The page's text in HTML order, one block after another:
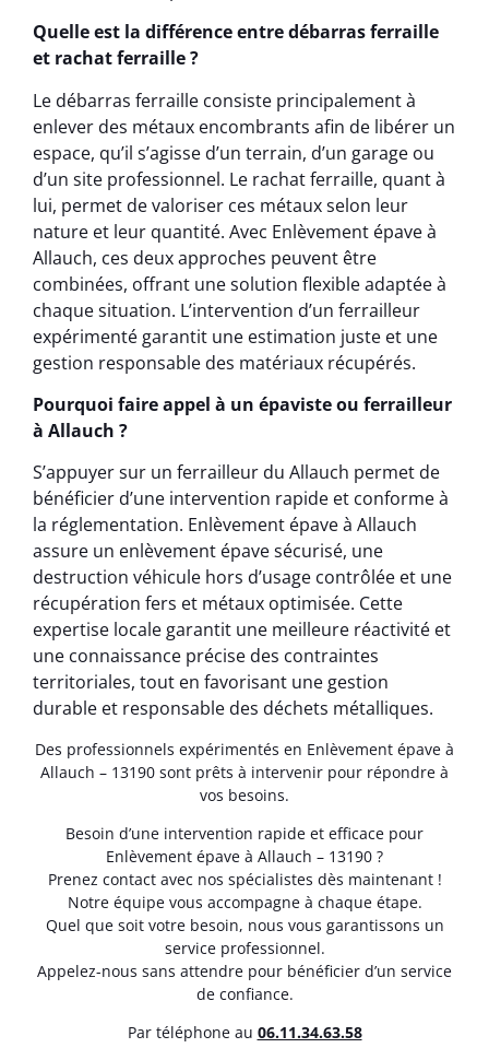
Quelle est la différence entre débarras ferraille
et rachat ferraille ?
Le débarras ferraille consiste principalement à
enlever des métaux encombrants afin de libérer un
espace, qu’il s’agisse d’un terrain, d’un garage ou
d’un site professionnel. Le rachat ferraille, quant à
lui, permet de valoriser ces métaux selon leur
nature et leur quantité. Avec Enlèvement épave à
Allauch, ces deux approches peuvent être
combinées, offrant une solution flexible adaptée à
chaque situation. L’intervention d’un ferrailleur
expérimenté garantit une estimation juste et une
gestion responsable des matériaux récupérés.
Pourquoi faire appel à un épaviste ou ferrailleur
à Allauch ?
S’appuyer sur un ferrailleur du Allauch permet de
bénéficier d’une intervention rapide et conforme à
la réglementation. Enlèvement épave à Allauch
assure un enlèvement épave sécurisé, une
destruction véhicule hors d’usage contrôlée et une
récupération fers et métaux optimisée. Cette
expertise locale garantit une meilleure réactivité et
une connaissance précise des contraintes
territoriales, tout en favorisant une gestion
durable et responsable des déchets métalliques.
Des professionnels expérimentés en Enlèvement épave à
Allauch – 13190 sont prêts à intervenir pour répondre à
vos besoins.
Besoin d’une intervention rapide et efficace pour
Enlèvement épave à Allauch – 13190 ?
Prenez contact avec nos spécialistes dès maintenant !
Notre équipe vous accompagne à chaque étape.
Quel que soit votre besoin, nous vous garantissons un
service professionnel.
Appelez-nous sans attendre pour bénéficier d’un service
de confiance.
Par téléphone au 06.11.34.63.58